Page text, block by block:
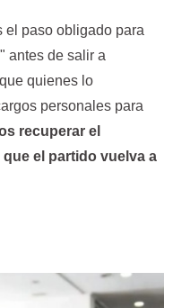
el paso obligado para
antes de salir a
quienes lo
personales para
recuperar el
el partido vuelva a